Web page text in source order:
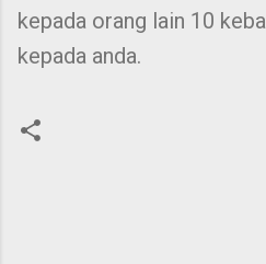
kepada orang lain 10
kepada anda.